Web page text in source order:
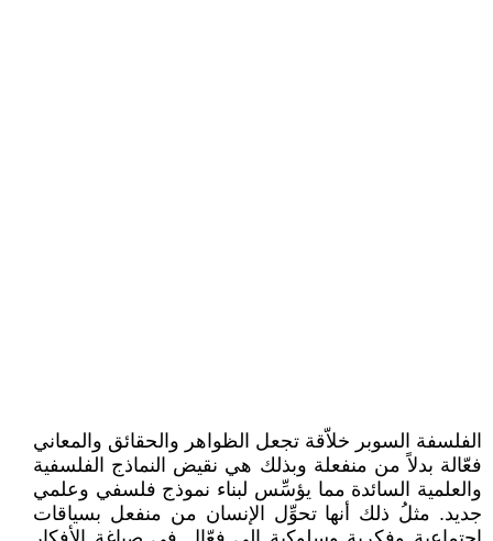
الفلسفة السوبر خلاّقة تجعل الظواهر والحقائق والمعاني
فعّالة بدلاً من منفعلة وبذلك هي نقيض النماذج الفلسفية
والعلمية السائدة مما يؤسِّس لبناء نموذج فلسفي وعلمي
جديد. مثلُ ذلك أنها تحوِّل الإنسان من منفعل بسياقات